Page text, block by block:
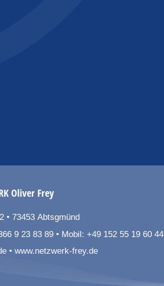
Oliver Frey
73453 Abtsgmünd
9 23 83 89 Mobil: +49 152 55 19 60 44
www.netzwerk-frey.de